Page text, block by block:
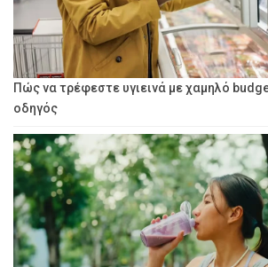
Πώς να τρέφεστε υγιεινά με χαμηλό
οδηγός